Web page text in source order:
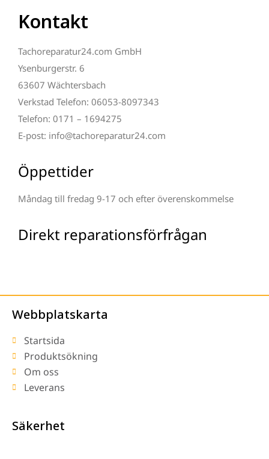
Kontakt
Tachoreparatur24.com GmbH
Ysenburgerstr. 6
63607 Wächtersbach
Verkstad Telefon: 06053-8097343
Telefon: 0171 – 1694275
E-post: info@tachoreparatur24.com
Öppettider
Måndag till fredag 9-17 och efter överenskommelse
Direkt reparationsförfrågan
Webbplatskarta
Startsida
Produktsökning
Om oss
Leverans
Säkerhet